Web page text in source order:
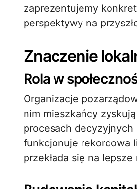
zaprezentujemy
perspektywy na
Znaczenie
Rola w
Organizacje
nim mieszkańcy
procesach decyzyjnych
funkcjonuje rekordowa
przekłada się na